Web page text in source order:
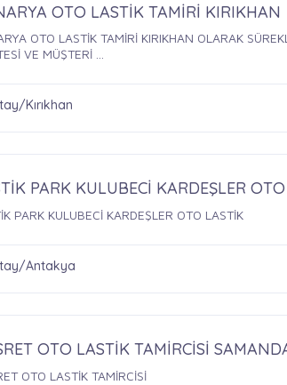
OTO LASTİK TAMİRİ KIRIKHAN
OTO LASTİK TAMİRİ KIRIKHAN OLARAK
VE MÜŞTERİ ...
Kırıkhan
PARK KULUBECİ KARDEŞLER
PARK KULUBECİ KARDEŞLER OTO LASTİK
Antakya
OTO LASTİK TAMİRCİSİ
OTO LASTİK TAMİRCİSİ